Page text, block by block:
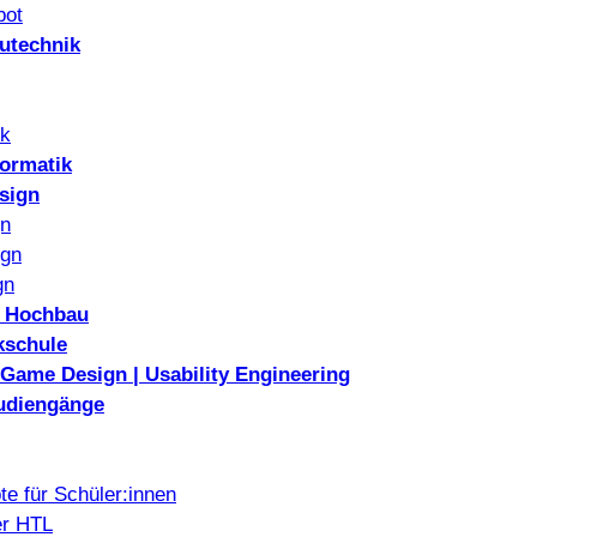
Design | Usability Engineering
für Schüler:innen
HTL